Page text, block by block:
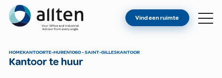
Allten
VIND EEN RUIMTE
Vind een ruimte
HOMEKANTOORTE-HUREN1060 - SAINT-GILLESKANTOOR
Kantoor te huur